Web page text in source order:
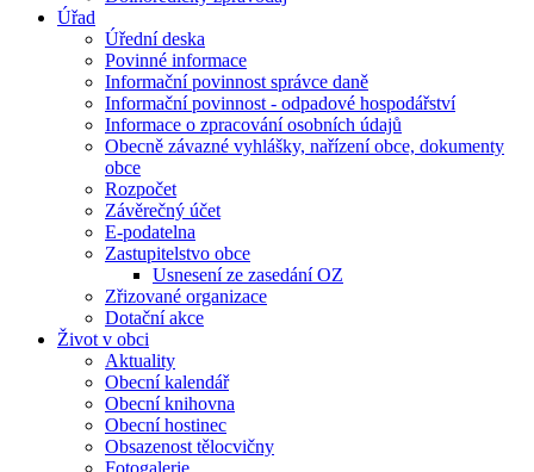
Úřad
Úřední deska
Povinné informace
Informační povinnost správce daně
Informační povinnost - odpadové hospodářství
Informace o zpracování osobních údajů
Obecně závazné vyhlášky, nařízení obce, dokumenty
obce
Rozpočet
Závěrečný účet
E-podatelna
Zastupitelstvo obce
Usnesení ze zasedání OZ
Zřizované organizace
Dotační akce
Život v obci
Aktuality
Obecní kalendář
Obecní knihovna
Obecní hostinec
Obsazenost tělocvičny
Fotogalerie